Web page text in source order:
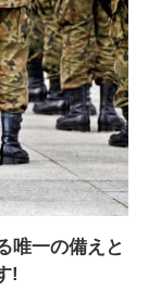
唯一の備えと
!